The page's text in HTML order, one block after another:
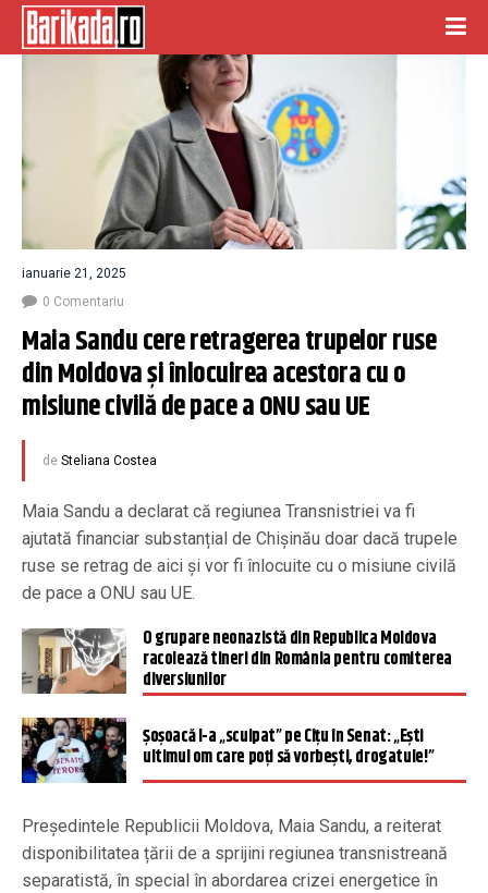
ianuarie 21, 2025
0 Comentariu
Maia Sandu cere retragerea trupelor ruse
din Moldova și înlocuirea acestora cu o
misiune civilă de pace a ONU sau UE
de Steliana Costea
Maia Sandu a declarat că regiunea Transnistriei va fi
ajutată financiar substanțial de Chișinău doar dacă trupele
ruse se retrag de aici și vor fi înlocuite cu o misiune civilă
de pace a ONU sau UE.
O grupare neonazistă din Republica Moldova
racolează tineri din România pentru comiterea
diversiunilor
Șoșoacă l-a „scuipat” pe Cîțu în Senat: „Ești
ultimul om care poți să vorbești, drogatule!”
Președintele Republicii Moldova, Maia Sandu, a reiterat
disponibilitatea țării de a sprijini regiunea transnistreană
separatistă, în special în abordarea crizei energetice în